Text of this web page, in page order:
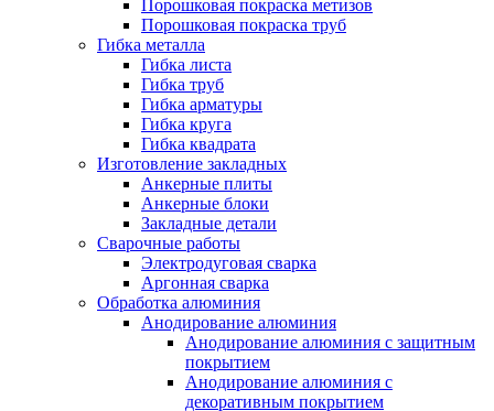
Порошковая покраска метизов
Порошковая покраска труб
Гибка металла
Гибка листа
Гибка труб
Гибка арматуры
Гибка круга
Гибка квадрата
Изготовление закладных
Анкерные плиты
Анкерные блоки
Закладные детали
Сварочные работы
Электродуговая сварка
Аргонная сварка
Обработка алюминия
Анодирование алюминия
Анодирование алюминия с защитным
покрытием
Анодирование алюминия с
декоративным покрытием